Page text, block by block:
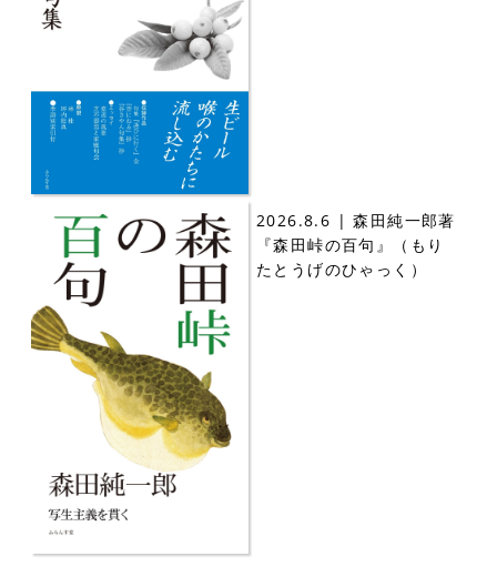
2026.8.6 | 森田純一郎著
『森田峠の百句』（もり
たとうげのひゃっく）